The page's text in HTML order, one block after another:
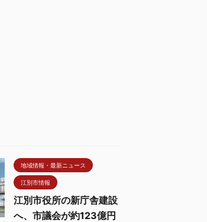
地域情報・最新ニュース
江別市情報
江別市役所の新庁舎建設
へ、市議会が約123億円